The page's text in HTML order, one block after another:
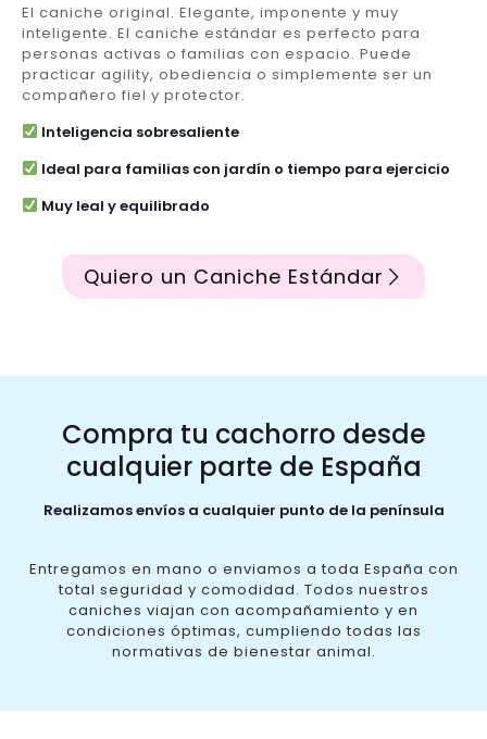
El caniche original. Elegante, imponente y muy
inteligente. El caniche estándar es perfecto para
personas activas o familias con espacio. Puede
practicar agility, obediencia o simplemente ser un
compañero fiel y protector.
Inteligencia sobresaliente
Ideal para familias con jardín o tiempo para ejercicio
Muy leal y equilibrado
Quiero un Caniche Estándar
Compra tu cachorro desde
cualquier parte de España
Realizamos envíos a cualquier punto de la península
Entregamos en mano o enviamos a toda España con
total seguridad y comodidad. Todos nuestros
caniches viajan con acompañamiento y en
condiciones óptimas, cumpliendo todas las
normativas de bienestar animal.